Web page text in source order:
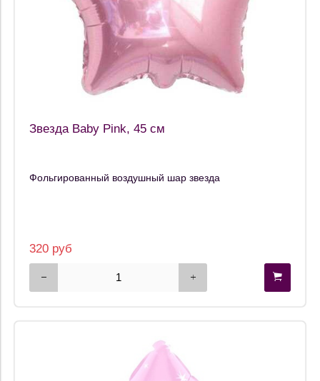
Звезда Baby Pink, 45 см
Фольгированный воздушный шар звезда
320 руб